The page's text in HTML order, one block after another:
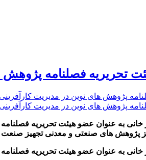
تحریریه فصلنامه
خانی به عنوان عضو هیئت تحریریه
پژوهش های صنعتی و معدنی تجهیز صنعت
خانی به عنوان عضو هیئت تحریریه